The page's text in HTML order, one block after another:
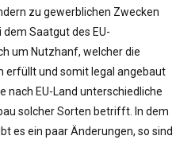
zu gewerblichen Zwecken
Saatgut des EU-
um Nutzhanf, welcher die
erfüllt und somit legal angebaut
nach EU-Land unterschiedliche
solcher Sorten betrifft. In dem
es ein paar Änderungen, so sind